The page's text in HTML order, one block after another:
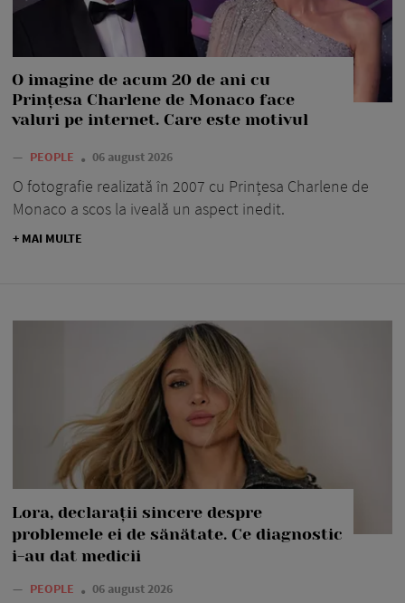
O imagine de acum 20 de ani cu
Prințesa Charlene de Monaco face
valuri pe internet. Care este motivul
— PEOPLE 06 august 2026
O fotografie realizată în 2007 cu Prințesa Charlene de
Monaco a scos la iveală un aspect inedit.
+ MAI MULTE
Lora, declarații sincere despre
problemele ei de sănătate. Ce diagnostic
i-au dat medicii
— PEOPLE 06 august 2026